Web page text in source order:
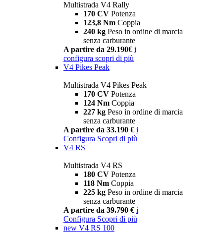
Multistrada V4 Rally
170 CV Potenza
123,8 Nm Coppia
240 kg Peso in ordine di marcia
senza carburante
A partire da 29.190€ i
configura scopri di più
V4 Pikes Peak
Multistrada V4 Pikes Peak
170 CV Potenza
124 Nm Coppia
227 kg Peso in ordine di marcia
senza carburante
A partire da 33.190 € i
Configura Scopri di più
V4 RS
Multistrada V4 RS
180 CV Potenza
118 Nm Coppia
225 kg Peso in ordine di marcia
senza carburante
A partire da 39.790 € i
Configura Scopri di più
new V4 RS 100